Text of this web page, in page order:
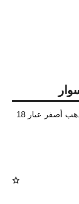
النمط المضرب، إصدار بحجم صغير، ذهب أصفر عيار 18